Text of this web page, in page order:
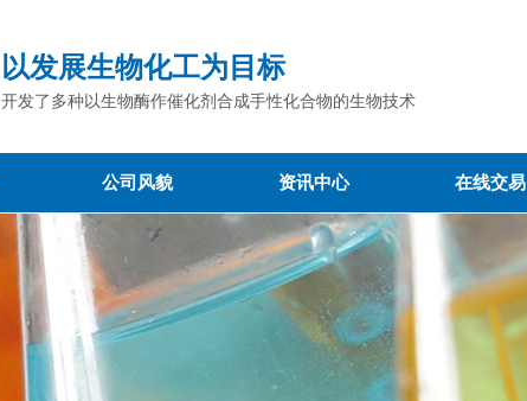
以发展生物化工为目标
开发了多种以生物酶作催化剂合成手性化合物的生物技术
公司风貌 资讯中心 在线交易